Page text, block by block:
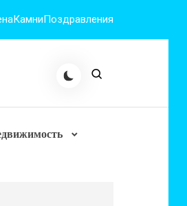
КамниПоздравления